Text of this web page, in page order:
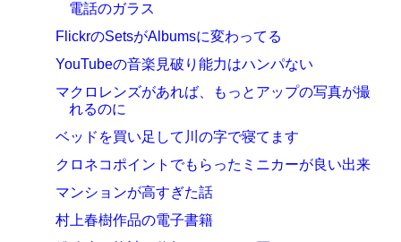
電話のガラス
FlickrのSetsがAlbumsに変わってる
YouTubeの音楽見破り能力はハンパない
マクロレンズがあれば、もっとアップの写真が撮
れるのに
ベッドを買い足して川の字で寝てます
クロネコポイントでもらったミニカーが良い出来
マンションが高すぎた話
村上春樹作品の電子書籍